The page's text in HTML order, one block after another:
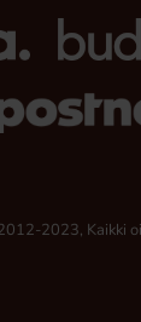
2023, Kaikki